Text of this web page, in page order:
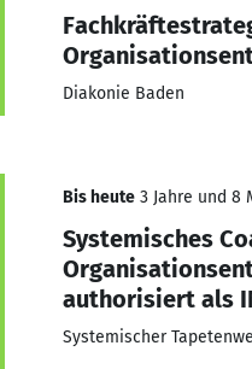
Diakonie Baden
Bis heute 3 Jahre und 8
Systemisches
authorisiert als
Systemischer